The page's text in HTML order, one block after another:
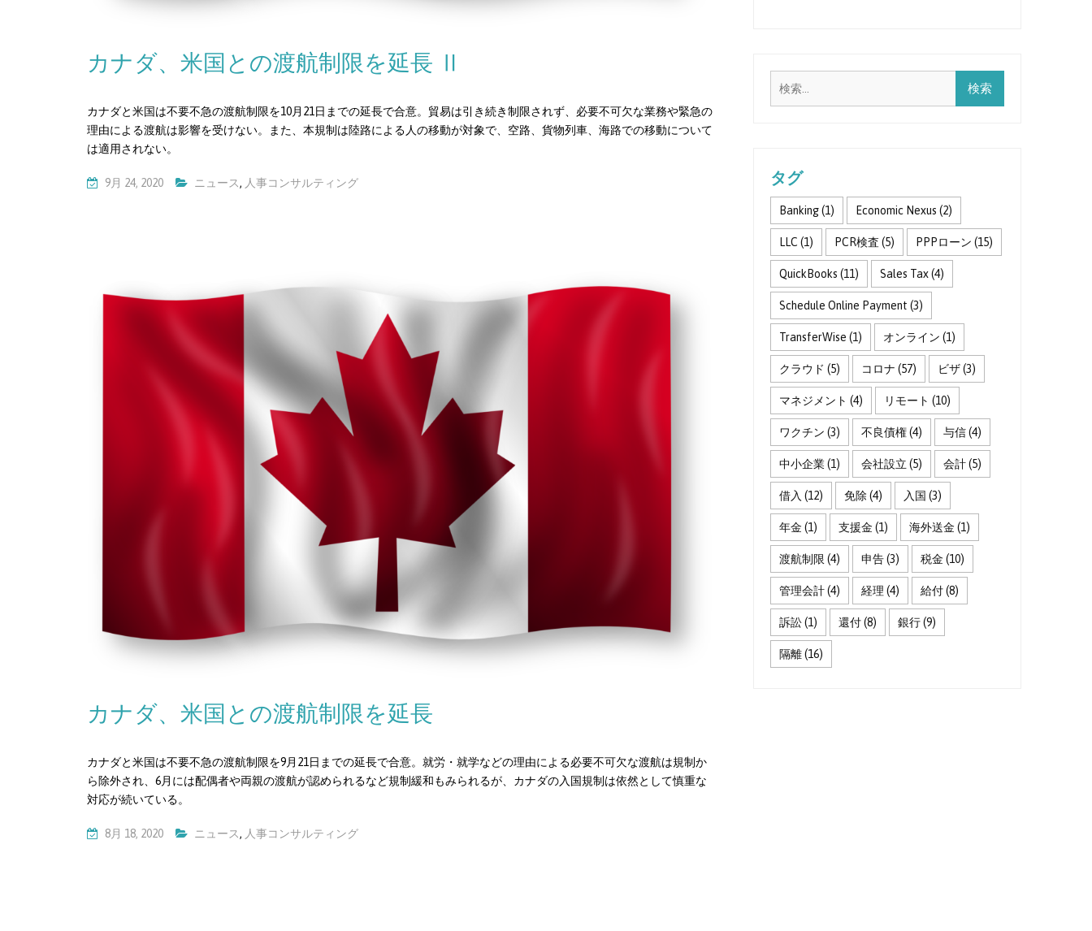
カナダ、米国との渡航制限を延長 Ⅱ
カナダと米国は不要不急の渡航制限を10月21日までの延長で合意。貿易は引き続き制限されず、必要不可欠な業務や緊急の
理由による渡航は影響を受けない。また、本規制は陸路による人の移動が対象で、空路、貨物列車、海路での移動について
は適用されない。
9月 24, 2020 ニュース, 人事コンサルティング
カナダ、米国との渡航制限を延長
カナダと米国は不要不急の渡航制限を9月21日までの延長で合意。就労・就学などの理由による必要不可欠な渡航は規制か
ら除外され、6月には配偶者や両親の渡航が認められるなど規制緩和もみられるが、カナダの入国規制は依然として慎重な
対応が続いている。
8月 18, 2020 ニュース, 人事コンサルティング
索:
タグ
Banking(1) Economic Nexus (2)
LLC (1) PCR検査 (5) PPPローン (15)
QuickBooks (11) Sales Tax(4)
Schedule Online Payment (3)
TransferWise (1) オンライン (1)
クラウド (5) コロナ (57) ビザ(3)
マネジメント (4) リモート (10)
ワクチン (3) 不良債権(4) 与信(4)
中小企業(1) 会社設立 (5) 会計(5)
借入 (12) 免除 (4) 入国 (3)
年金 (1) 支援金 (1) 海外送金 (1)
渡航制限 (4) 申告(3) 税金 (10)
管理会計(4) 経理 (4) 給付(8)
訴訟(1) 還付(8) 銀行(9)
隔離(16)